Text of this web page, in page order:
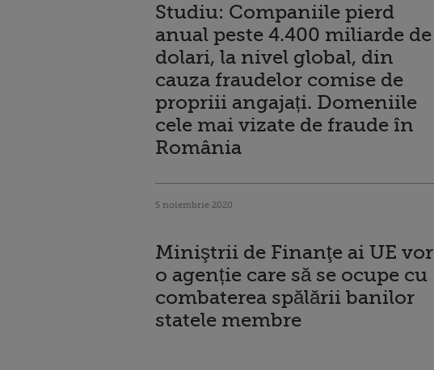
Studiu: Companiile pierd
anual peste 4.400 miliarde de
dolari, la nivel global, din
cauza fraudelor comise de
propriii angajați. Domeniile
cele mai vizate de fraude în
România
5 noiembrie 2020
Miniştrii de Finanţe ai UE vor
o agenție care să se ocupe cu
combaterea spălării banilor
statele membre